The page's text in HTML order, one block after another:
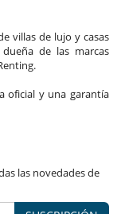
villas de lujo y casas
de las marcas
oficial y una garantía
las novedades de